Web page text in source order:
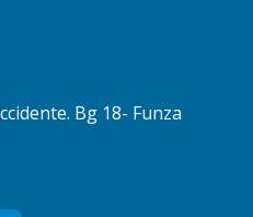
Bg 18- Funza